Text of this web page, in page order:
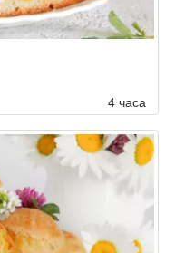
4 часа